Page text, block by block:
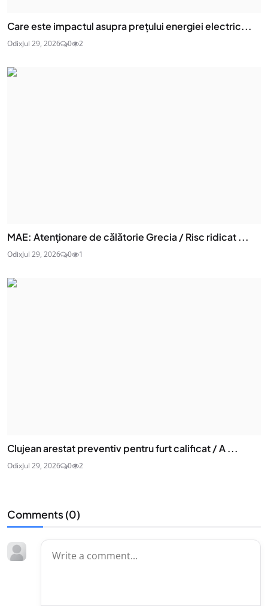
Care este impactul asupra prețului energiei electric...
OdixJul 29, 2026 0 2
MAE: Atenţionare de călătorie Grecia / Risc ridicat ...
OdixJul 29, 2026 0 1
Clujean arestat preventiv pentru furt calificat / A ...
OdixJul 29, 2026 0 2
Comments (0)